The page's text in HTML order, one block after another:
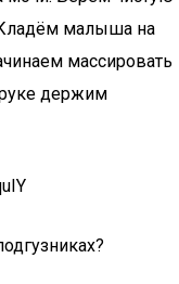
малыша на
массировать
руке держим